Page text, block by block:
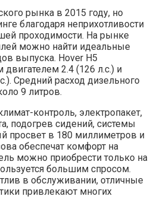
рынка в 2015 году, но
благодаря неприхотливости
проходимости. На рынке
можно найти идеальные
выпуска. Hover H5
2.4 (126 л.с.) и
Средний расход дизельного
9 литров.
контроль, электропакет,
подогрев сидений, системы
просвет в 180 миллиметров и
обеспечат комфорт на
можно приобрести только на
большим спросом.
в обслуживании, отличные
привлекают многих